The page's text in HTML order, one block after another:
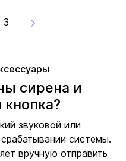
3
сирена и
звуковой или
системы.
вручную отправить